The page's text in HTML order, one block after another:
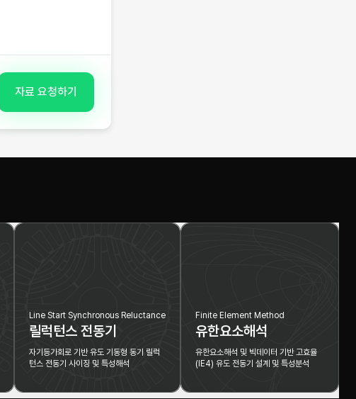
자료 요청하기
Line Start Synchronous Reluctance
릴럭턴스 전동기
자기등가회로 기반 유도 기동형 동기 릴럭
턴스 전동기 사이징 및 특성해석
Finite Element Method
유한요소해석
유한요소해석 및 빅데이터 기반 고효율
(IE4) 유도 전동기 설계 및 특성분석